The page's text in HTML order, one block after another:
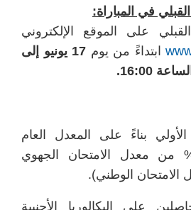
على الموقع الإلكتروني
ابتداءً من يوم
17 يونيو إلى
الأولي بناءً على المعدل العام
(50% من معدل الامتحان الجهوي
على البكالوريا الأجنبية